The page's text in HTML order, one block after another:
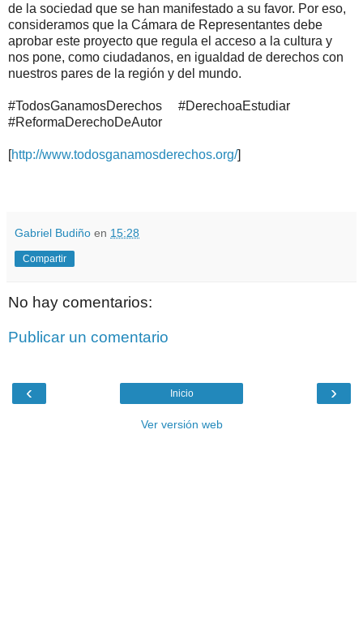
de la sociedad que se han manifestado a su favor. Por eso,
consideramos que la Cámara de Representantes debe
aprobar este proyecto que regula el acceso a la cultura y
nos pone, como ciudadanos, en igualdad de derechos con
nuestros pares de la región y del mundo.
#TodosGanamosDerechos #DerechoaEstudiar
#ReformaDerechoDeAutor
[http://www.todosganamosderechos.org/]
Gabriel Budiño en 15:28
Compartir
No hay comentarios:
Publicar un comentario
‹ ›
Inicio
Ver versión web